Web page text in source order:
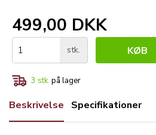
499,00 DKK
stk. KØB
3 stk. på lager
Beskrivelse Specifikationer